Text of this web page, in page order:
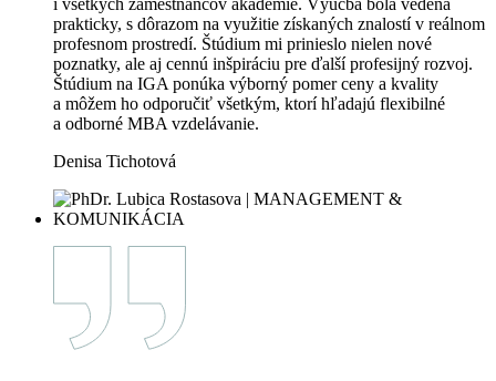
Čo o nás hovoria absolventi
Flexibilné štúdium, ktoré sa prispôsobí vášmu
Štúdium MBA na International Graduate Academy som si
zvolila kvôli širokej ponuke programov a špecializácií.
Rozhodujúcim faktorom pre mňa bola plne online forma